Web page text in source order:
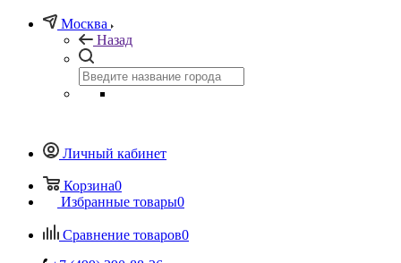
Москва
Назад
Личный кабинет
Корзина0
Избранные товары0
Сравнение товаров0